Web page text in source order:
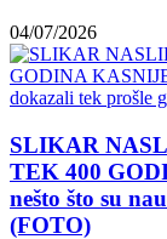
04/07/2026
SLIKAR
TEK 400
nešto što su
(FOTO)